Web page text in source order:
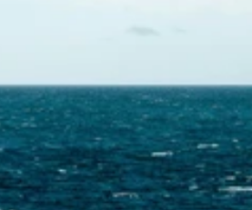
Skontaktuj się z